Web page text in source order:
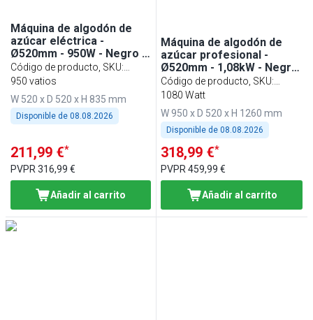
Máquina de algodón de
azúcar eléctrica -
Ø520mm - 950W - Negro -
con cúpula protectora
Código de producto, SKU:
ZWJ950S#SPSZWJ
950 vatios
W 520 x D 520 x H 835 mm
Disponible de 08.08.2026
211,99 €*
PVPR 316,99 €
Añadir al carrito
Máquina de algodón de
azúcar profesional -
Ø520mm - 1,08kW - Negro
- con cobertura
antisalpicaduras
Código de producto, SKU:
ZWET52S#SPSZWJ
1080 Watt
W 950 x D 520 x H 1260 mm
Disponible de08.08.2026
318,99 €*
PVPR459,99 €
Añadir al carrito